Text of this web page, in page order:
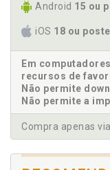
Diagnóstico.
Domínio. A
E
Entre a teoria e
Escrever é
Escrita de
Ética da
Android 15 ou
iOS 18 ou
Em
recursos de
Não permite
Não permite a
Compra apenas